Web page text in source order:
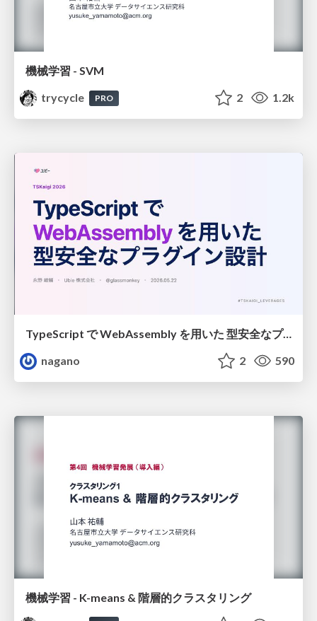
機械学習 - SVM
trycycle
PRO 2 1.2k
TypeScript で WebAssembly を用いた 型安全なプラグイン設計
nagano
2 590
機械学習 - K-means & 階層的クラスタリング